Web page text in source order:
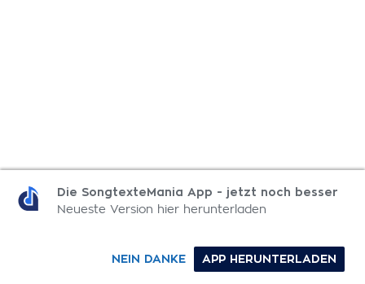
Die SongtexteMania App - jetzt noch besser
Neueste Version hier herunterladen
APP HERUNTERLADEN
NEIN DANKE